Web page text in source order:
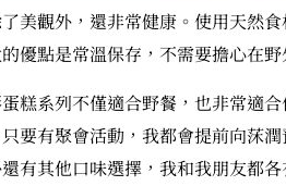
美觀外，還非常健康。使用天然
優點是常溫保存，不需要擔心在
糕系列不僅適合野餐，也非常適
要有聚會活動，我都會提前向莯
有其他口味選擇，我和我朋友都